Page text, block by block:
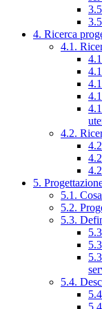
4. Ricerca
4.1.
4.2.
5.
5.1.
5.2.
5.3.
5.4.